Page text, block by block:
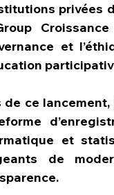
privées
et
de ce
et
de